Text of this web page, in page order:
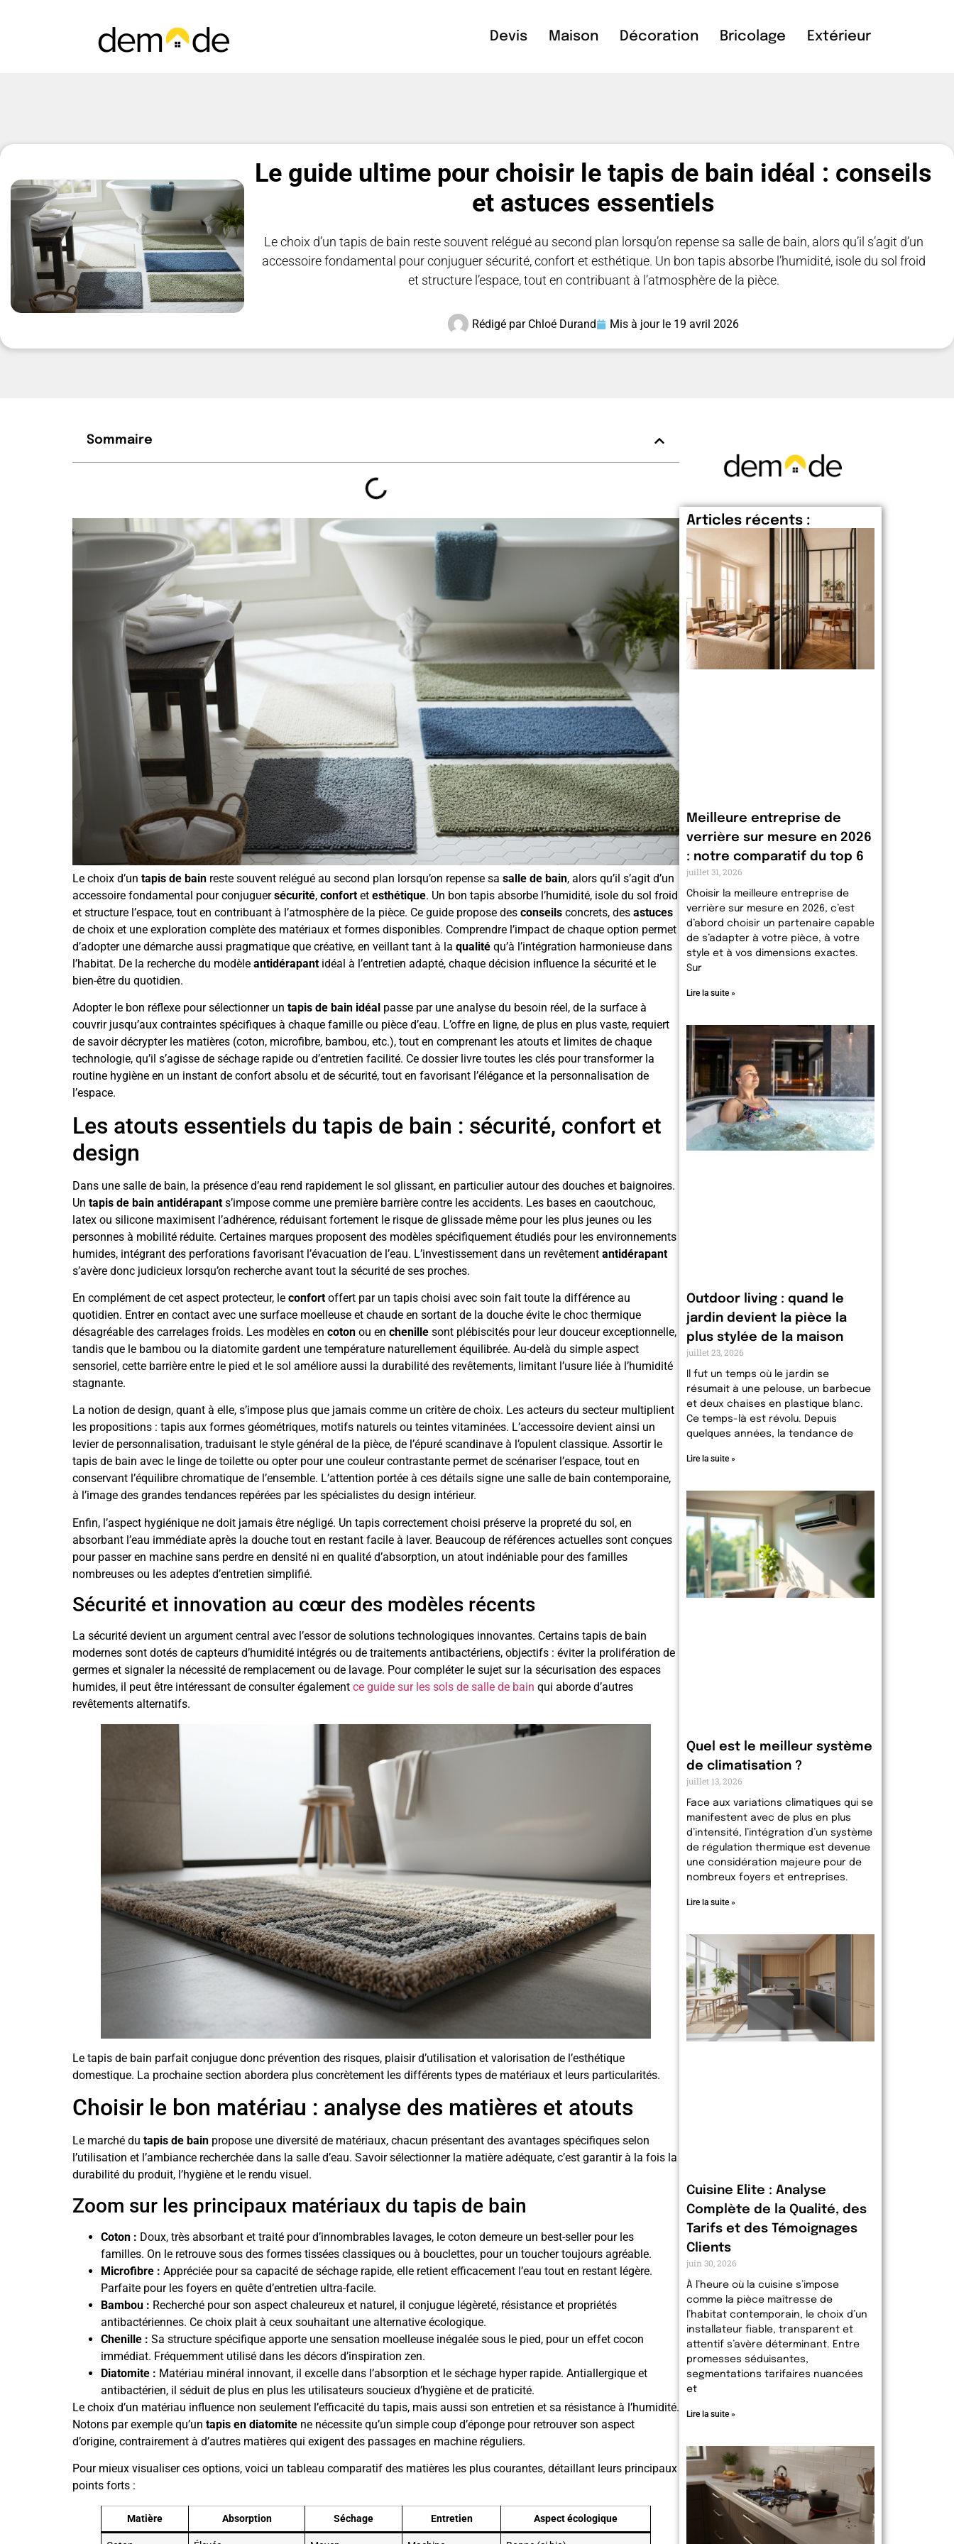
Devis Maison Décoration Bricolage Extérieur
Le guide ultime pour choisir le tapis de bain idéal : conseils
et astuces essentiels
Le choix d’un tapis de bain reste souvent relégué au second plan lorsqu’on repense sa salle de bain, alors qu’il s’agit d’un
accessoire fondamental pour conjuguer sécurité, confort et esthétique. Un bon tapis absorbe l’humidité, isole du sol froid
et structure l’espace, tout en contribuant à l’atmosphère de la pièce.
Rédigé par Chloé Durand Mis à jour le 19 avril 2026
Sommaire
Le choix d’un tapis de bain reste souvent relégué au second plan lorsqu’on repense sa salle de bain, alors qu’il s’agit d’un
accessoire fondamental pour conjuguersécurité, confort et esthétique. Un bon tapis absorbe l’humidité, isole du sol froid
et structure l’espace, tout en contribuant à l’atmosphère de la pièce. Ce guide propose des conseils concrets, des astuces
de choix et une exploration complète des matériaux et formes disponibles. Comprendre l’impact de chaque option permet
d’adopter une démarche aussi pragmatique que créative, en veillant tant à la qualité qu’à l’intégration harmonieuse dans
l’habitat. De la recherche du modèle antidérapant idéal à l’entretien adapté, chaque décision influence la sécurité et le
bien-être du quotidien.
Adopter le bon réflexe pour sélectionner un tapis de bain idéal passe par une analyse du besoin réel, de la surface à
couvrir jusqu’aux contraintes spécifiques à chaque famille ou pièce d’eau. L’offre en ligne, de plus en plus vaste, requiert
de savoir décrypter les matières (coton, microfibre, bambou, etc.), tout en comprenant les atouts et limites de chaque
technologie, qu’il s’agisse de séchage rapide ou d’entretien facilité. Ce dossier livre toutes les clés pour transformer la
routine hygiène en un instant de confort absolu et de sécurité, tout en favorisant l’élégance et la personnalisation de
l’espace.
Les atouts essentiels du tapis de bain : sécurité, confort et
design
Dans une salle de bain, la présence d’eau rend rapidement le sol glissant, en particulier autour des douches et baignoires.
Un tapis de bain antidérapant s’impose comme une première barrière contre les accidents. Les bases en caoutchouc,
latex ou silicone maximisent l’adhérence, réduisant fortement le risque de glissade même pour les plus jeunes ou les
personnes à mobilité réduite. Certaines marques proposent des modèles spécifiquement étudiés pour les environnements
humides, intégrant des perforations favorisant l’évacuation de l’eau. L’investissement dans un revêtement antidérapant
s’avère donc judicieux lorsqu’on recherche avant tout la sécurité de ses proches.
En complément de cet aspect protecteur, le confort offert par un tapis choisi avec soin fait toute la différence au
quotidien. Entrer en contact avec une surface moelleuse et chaude en sortant de la douche évite le choc thermique
désagréable des carrelages froids. Les modèles en coton ou en chenille sont plébiscités pour leur douceur exceptionnelle,
tandis que le bambou ou la diatomite gardent une température naturellement équilibrée. Au-delà du simple aspect
sensoriel, cette barrière entre le pied et le sol améliore aussi la durabilité des revêtements, limitant l’usure liée à l’humidité
stagnante.
La notion de design, quant à elle, s’impose plus que jamais comme un critère de choix. Les acteurs du secteur multiplient
les propositions : tapis aux formes géométriques, motifs naturels ou teintes vitaminées. L’accessoire devient ainsi un
levier de personnalisation, traduisant le style général de la pièce, de l’épuré scandinave à l’opulent classique. Assortir le
tapis de bain avec le linge de toilette ou opter pour une couleur contrastante permet de scénariser l’espace, tout en
conservant l’équilibre chromatique de l’ensemble. L’attention portée à ces détails signe une salle de bain contemporaine,
à l’image des grandes tendances repérées par les spécialistes du design intérieur.
Enfin, l’aspect hygiénique ne doit jamais être négligé. Un tapis correctement choisi préserve la propreté du sol, en
absorbant l’eau immédiate après la douche tout en restant facile à laver. Beaucoup de références actuelles sont conçues
pour passer en machine sans perdre en densité ni en qualité d’absorption, un atout indéniable pour des familles
nombreuses ou les adeptes d’entretien simplifié.
Sécurité et innovation au cœur des modèles récents
La sécurité devient un argument central avec l’essor de solutions technologiques innovantes. Certains tapis de bain
modernes sont dotés de capteurs d’humidité intégrés ou de traitements antibactériens, objectifs : éviter la prolifération de
germes et signaler la nécessité de remplacement ou de lavage. Pour compléter le sujet sur la sécurisation des espaces
humides, il peut être intéressant de consulter également ce guide sur les sols de salle de bain qui aborde d’autres
revêtements alternatifs.
Le tapis de bain parfait conjugue donc prévention des risques, plaisir d’utilisation et valorisation de l’esthétique
domestique. La prochaine section abordera plus concrètement les différents types de matériaux et leurs particularités.
Choisir le bon matériau : analyse des matières et atouts
Le marché du tapis de bain propose une diversité de matériaux, chacun présentant des avantages spécifiques selon
l’utilisation et l’ambiance recherchée dans la salle d’eau. Savoir sélectionner la matière adéquate, c’est garantir à la fois la
durabilité du produit, l’hygiène et le rendu visuel.
Zoom sur les principaux matériaux du tapis de bain
Coton : Doux, très absorbant et traité pour d’innombrables lavages, le coton demeure un best-seller pour les
familles. On le retrouve sous des formes tissées classiques ou à bouclettes, pour un toucher toujours agréable.
Microfibre : Appréciée pour sa capacité de séchage rapide, elle retient efficacement l’eau tout en restant légère.
Parfaite pour les foyers en quête d’entretien ultra-facile.
Bambou : Recherché pour son aspect chaleureux et naturel, il conjugue légèreté, résistance et propriétés
antibactériennes. Ce choix plait à ceux souhaitant une alternative écologique.
Chenille : Sa structure spécifique apporte une sensation moelleuse inégalée sous le pied, pour un effet cocon
immédiat. Fréquemment utilisé dans les décors d’inspiration zen.
Diatomite : Matériau minéral innovant, il excelle dans l’absorption et le séchage hyper rapide. Antiallergique et
antibactérien, il séduit de plus en plus les utilisateurs soucieux d’hygiène et de praticité.
Le choix d’un matériau influence non seulement l’efficacité du tapis, mais aussi son entretien et sa résistance à l’humidité.
Notons par exemple qu’un tapis en diatomite ne nécessite qu’un simple coup d’éponge pour retrouver son aspect
d’origine, contrairement à d’autres matières qui exigent des passages en machine réguliers.
Pour mieux visualiser ces options, voici un tableau comparatif des matières les plus courantes, détaillant leurs principaux
points forts :
Matière Absorption Séchage Entretien Aspect écologique
Articles récents :
Meilleure entreprise de
verrière sur mesure en 2026
: notre comparatif du top 6
juillet 31, 2026
Choisir la meilleure entreprise de
verrière sur mesure en 2026, c’est
d’abord choisir un partenaire capable
de s’adapter à votre pièce, à votre
style et à vos dimensions exactes.
Sur
Lire la suite »
Outdoor living : quand le
jardin devient la pièce la
plus stylée de la maison
juillet 23, 2026
Il fut un temps où le jardin se
résumait à une pelouse, un barbecue
et deux chaises en plastique blanc.
Ce temps-là est révolu. Depuis
quelques années, la tendance de
Lire la suite »
Quel est le meilleur système
de climatisation ?
juillet 13, 2026
Face aux variations climatiques qui se
manifestent avec de plus en plus
d’intensité, l’intégration d’un système
de régulation thermique est devenue
une considération majeure pour de
nombreux foyers et entreprises.
Lire la suite »
Cuisine Elite : Analyse
Complète de la Qualité, des
Tarifs et des Témoignages
Clients
juin 30, 2026
À l’heure où la cuisine s’impose
comme la pièce maîtresse de
l’habitat contemporain, le choix d’un
installateur fiable, transparent et
attentif s’avère déterminant. Entre
promesses séduisantes,
segmentations tarifaires nuancées
et
Lire la suite »